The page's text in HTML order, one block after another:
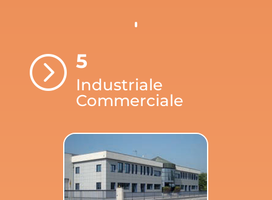
= 5
Industriale
Commerciale